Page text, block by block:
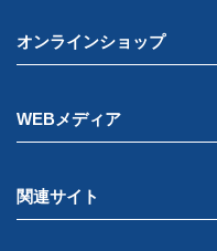
オンラインショップ
WEBメディア
関連サイト